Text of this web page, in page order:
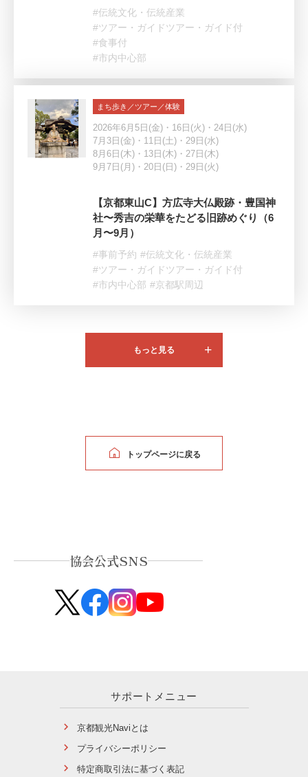
#伝統文化・伝統産業
#ツアー・ガイドツアー・ガイド付
#食事付
#市内中心部
まち歩き／ツアー／体験
2026年6月5日(金)・16日(火)・24日(水)
7月3日(金)・11日(土)・29日(水)
8月6日(木)・13日(木)・27日(木)
9月7日(月)・20日(日)・29日(火)
【京都東山C】方広寺大仏殿跡・豊国神
社〜秀吉の栄華をたどる旧跡めぐり（6
月〜9月）
#事前予約 #伝統文化・伝統産業
#ツアー・ガイドツアー・ガイド付
#市内中心部 #京都駅周辺
もっと見る
トップページに戻る
協会公式SNS
サポートメニュー
京都観光Naviとは
プライバシーポリシー
特定商取引法に基づく表記